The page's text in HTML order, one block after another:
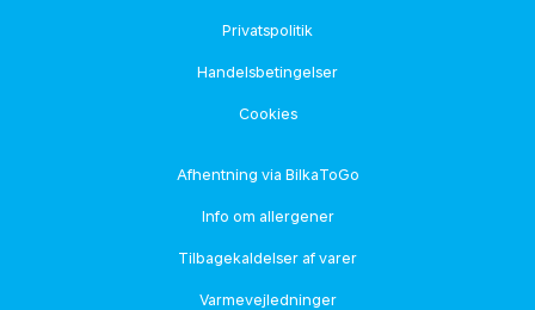
Privatspolitik
Handelsbetingelser
Cookies
Afhentning via BilkaToGo
Info om allergener
Tilbagekaldelser af varer
Varmevejledninger